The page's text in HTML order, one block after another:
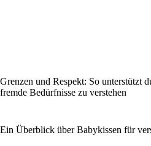
Grenzen und Respekt: So unterstützt
fremde Bedürfnisse zu verstehen
Ein Überblick über Babykissen für